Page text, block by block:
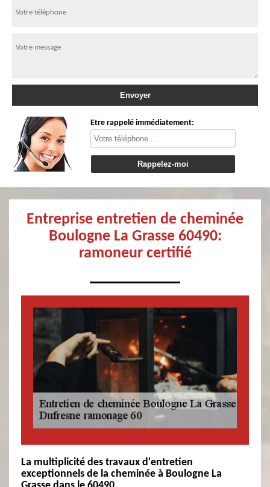
Etre rappelé immédiatement:
Entreprise entretien de cheminée
Boulogne La Grasse 60490:
ramoneur certifié
La multiplicité des travaux d'entretien
exceptionnels de la cheminée à Boulogne La